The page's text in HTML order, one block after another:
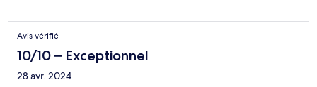
Avis vérifié
10/10 – Exceptionnel
28 avr. 2024